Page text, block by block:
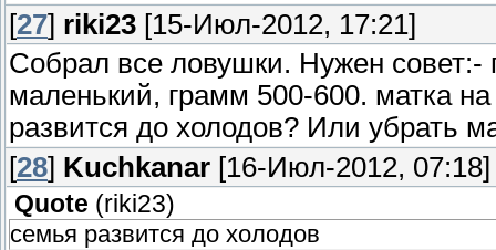
[27] riki23 [15-Июл-2012, 17:21]
Собрал все ловушки. Нужен
маленький, грамм 500-600. матка
развится до холодов? Или убрать
[28] Kuchkanar [16-Июл-2012, 07:18]
Quote (riki23)
семья развится до холодов